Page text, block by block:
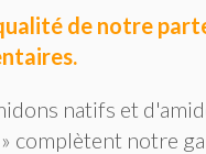
de notre
natifs et
complètent notre